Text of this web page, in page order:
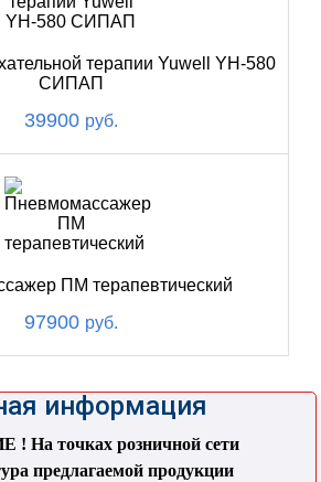
терапии Yuwell YH-580
СИПАП
39900 руб.
ПМ терапевтический
97900 руб.
информация
На точках розничной сети
предлагаемой продукции